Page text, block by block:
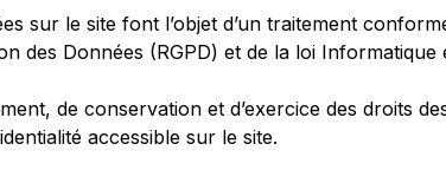
sur le site font l’objet d’un traitement
des Données (RGPD) et de la loi Informatique
de conservation et d’exercice des droits
accessible sur le site.